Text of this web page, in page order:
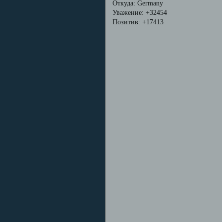
Откуда: Germany
Уважение: +32454
Позитив: +17413